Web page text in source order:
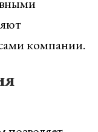
компании.